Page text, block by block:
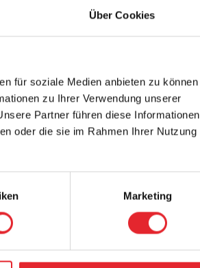
Über Cookies
für soziale Medien anbieten zu können
zu Ihrer Verwendung unserer
Partner führen diese Informationen
oder die sie im Rahmen Ihrer Nutzung
Marketing